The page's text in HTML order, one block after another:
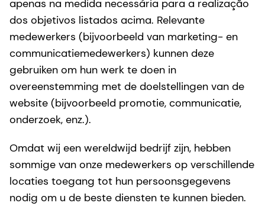
apenas na medida necessária para a realização
dos objetivos listados acima. Relevante
medewerkers (bijvoorbeeld van marketing- en
communicatiemedewerkers) kunnen deze
gebruiken om hun werk te doen in
overeenstemming met de doelstellingen van de
website (bijvoorbeeld promotie, communicatie,
onderzoek, enz.).
Omdat wij een wereldwijd bedrijf zijn, hebben
sommige van onze medewerkers op verschillende
locaties toegang tot hun persoonsgegevens
nodig om u de beste diensten te kunnen bieden.